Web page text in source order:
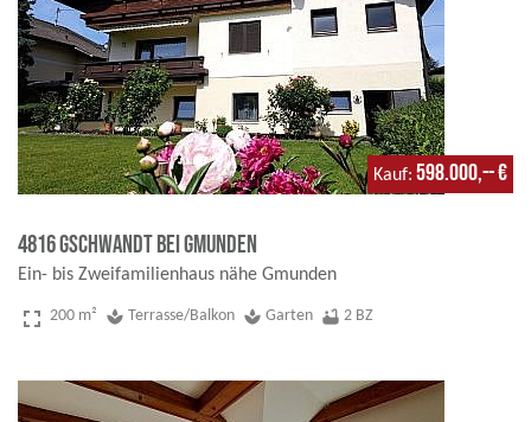
Kauf 598.000,-- €
4816 Gschwandt bei Gmunden
Ein- bis Zweifamilienhaus nähe Gmunden
fullscreen 200 m² spa Terrasse/Balkon spa Garten bathtub 2 BZ